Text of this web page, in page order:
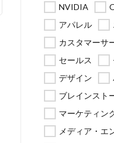
NVIDIA
アパレル
カスタマーサ
セールス
デザイン
ブレインスト
マーケティン
メディア・エ